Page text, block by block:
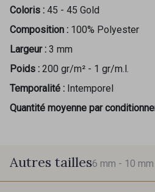
Coloris : 45 - 45 Gold
Composition : 100% Polyester
Largeur : 3 mm
Poids : 200 gr/m² - 1 gr/m.l.
Temporalité : Intemporel
Quantité moyenne par
Autres tailles6 mm - 10